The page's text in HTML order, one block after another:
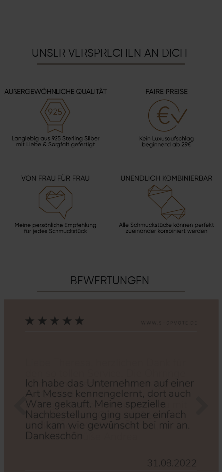
UNSER VERSPRECHEN AN DICH
BEWERTUNGEN
Zurück